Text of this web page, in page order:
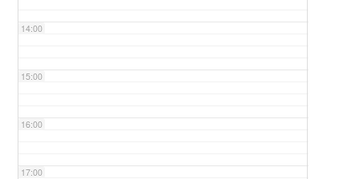
14:00
15:00
16:00
17:00